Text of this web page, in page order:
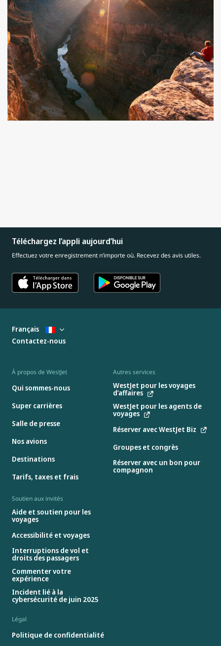
Téléchargez l’appli aujourd’hui
Effectuez votre enregistrement n’importe où. Recevez des avis utiles.
À propos de WestJet
Qui sommes-nous
Super carrières
Salle de presse
Nos avions
Destinations
Tarifs, taxes et frais
Autres services
WestJet pour les voyages
d’affaires
WestJet pour les agents de
voyages
Réserver avec WestJet Biz
Groupes et congrès
Réserver avec un bon pour
compagnon
Soutien aux invités
Aide et soutien pour les
voyages
Accessibilité et voyages
Interruptions de vol et
droits des passagers
Commenter votre
expérience
Incident lié à la
cybersécurité de juin 2025
Légal
Politique de confidentialité
Français
Contactez-nous